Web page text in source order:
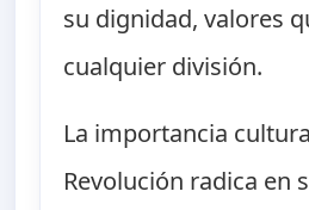
su dignidad, valores
cualquier división.
La importancia
Revolución radica en